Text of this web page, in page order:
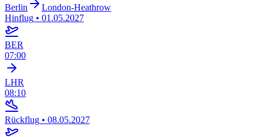
Berlin
London-Heathrow
Hinflug • 01.05.2027
BER
07:00
LHR
08:10
Rückflug • 08.05.2027